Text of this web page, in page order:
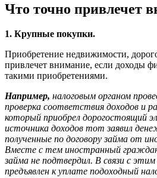
Что точно привлечет
1. Крупные покупки.
Приобретение недвижимости,
привлечет внимание, если доходы
такими приобретениями.
Например, налоговым органом
проверка соответствия доходов и
который приобрел дорогостоящий
источника доходов тот заявил
полученные по договору займа от
Вместе с тем иностранный
займа не подтвердил. В связи с
предъявлен к уплате подоходный